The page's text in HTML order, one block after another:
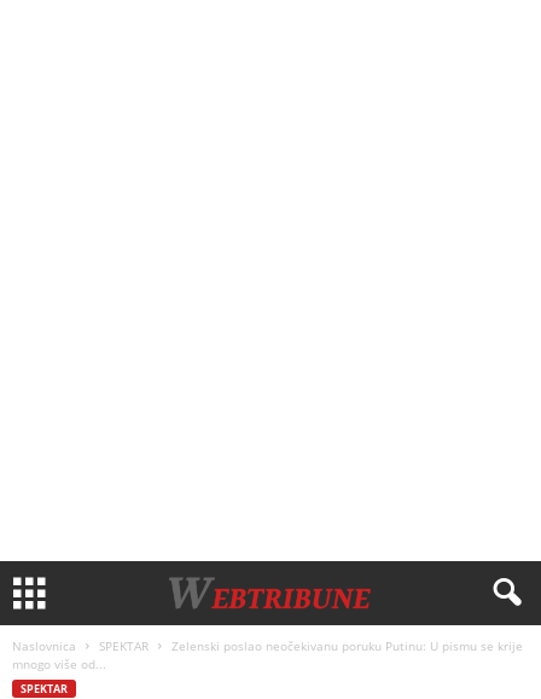
Naslovnica SPEKTAR
Zelenski poslao neočekivanu poruku Putinu: U pismu se krije
mnogo više od...
SPEKTAR